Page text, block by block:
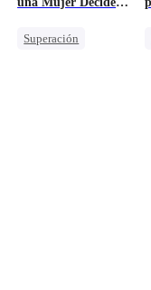
Superación